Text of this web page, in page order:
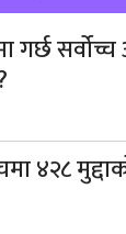
गर्छ
४२८